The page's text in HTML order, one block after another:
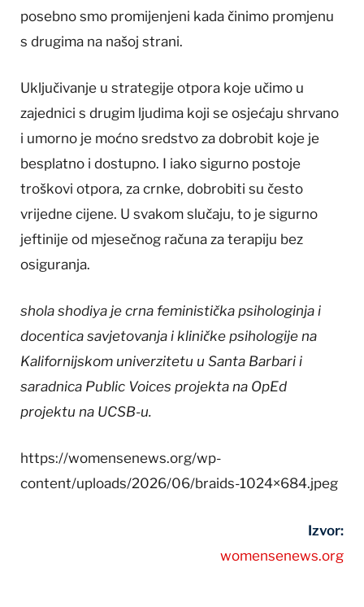
posebno smo promijenjeni kada činimo promjenu
s drugima na našoj strani.
Uključivanje u strategije otpora koje učimo u
zajednici s drugim ljudima koji se osjećaju shrvano
i umorno je moćno sredstvo za dobrobit koje je
besplatno i dostupno. I iako sigurno postoje
troškovi otpora, za crnke, dobrobiti su često
vrijedne cijene. U svakom slučaju, to je sigurno
jeftinije od mjesečnog računa za terapiju bez
osiguranja.
shola shodiya je crna feministička psihologinja i
docentica savjetovanja i kliničke psihologije na
Kalifornijskom univerzitetu u Santa Barbari i
saradnica Public Voices projekta na OpEd
projektu na UCSB-u.
https://womensenews.org/wp-
content/uploads/2026/06/braids-1024×684.jpeg
Izvor:
womensenews.org